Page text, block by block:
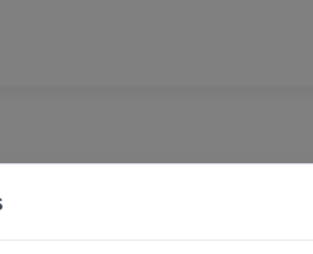
balta